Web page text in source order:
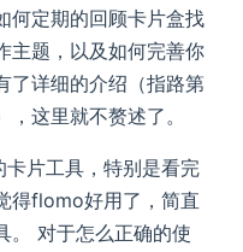
何定期的回顾卡片盒找
主题，以及如何完善你
了详细的介绍（指路第
这里就不赘述了。
片工具，特别是看完
得flomo好用了，简直
。 对于怎么正确的使